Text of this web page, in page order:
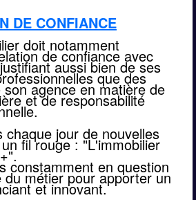
DE CONFIANCE
doit notamment
de confiance avec
aussi bien de ses
que des
agence en matière de
et de responsabilité
chaque jour de nouvelles
fil rouge : "L'immobilier
constamment en question
du métier pour apporter un
et innovant.